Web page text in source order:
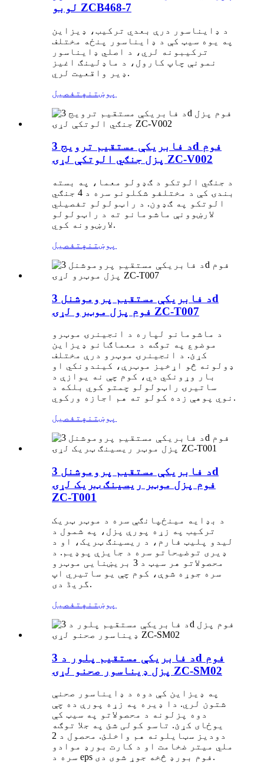
لوبو ZCB468-7
د ډایناسور درې بعدي ترکیب، ډیزاین
په یوه سیټ کې د ډایناسور پنځه مختلف
ترکیبونه لري، د اصلي ډایناسور
نمونې چاپ کارول، د ماډلینګ اغیز
ډیر واقعیت لري.
پوښتنه تفصیل
د فابریکې مستقیم ترویج 3d فوم
پزل جنګي الوتکې لړۍ ZC-V002
د جنګي الوتکو د ګډولو معما، په بسته
بندۍ کې د مختلفو شکلونو سره د 4 جنګي
الوتکو په ګډون. د راټولولو تفصيلي
لارښوونې ماشومانو ته د راټولولو
لارښوونه کوي.
پوښتنه تفصیل
د فابریکې مستقیم پروموشنل 3d
فوم پزل موټرو لړۍ ZC-T007
د ماشومانو لپاره د انجینرۍ موټرو
موضوع په توګه د معماګانو ډیزاین
کړئ. د انجینرۍ موټرو درې مختلف
ډولونه څو اړخیز موټرې، کیندونکي او
بار وړونکي دي، کوم چې نه یوازې د
ساتیرۍ راټولولو چمتو کوي بلکه د
نوي پوهې زده کولو ته هم اجازه ورکوي.
پوښتنهتفصیل
د فابریکې مستقیم پروموشنل 3d
فوم پزل موټر ریسینګ ټریک لړۍ
ZC-T001
د بډایه مینځپانګې سره د موټر ټریک
ترکیب په زړه پورې پزل، په شمول د
لیدو پلیټ فارم، د ریسینګ ټریک، او د
ډیری توضیحاتو سره د جایزې پوډیم. د
محصولاتو هر سیټ د 3 بریښنایی موټرو
سره جوړه شوې، کوم چې یو ساتیري اپ
گریڈ دی.
پوښتنه تفصیل
د فابریکې مستقیم پلور د 3d فوم
پزل ډیناسور صحنو لړۍ ZC-SM02
په ډیزاین کې دوه د ډایناسور صحنې
شتون لري. دا ډیره په زړه پورې ده چې
دوه پزلونه د محصولاتو په سیټ کې
یوځای کړئ. تاسو کولی شئ په جلا توګه
دودیز سټایلونه هم واخلئ. محصول د 2
ملي میتر ضخامت او د کارت بورډ موادو
سره د eps فوم بورډ څخه جوړ شوی دی.